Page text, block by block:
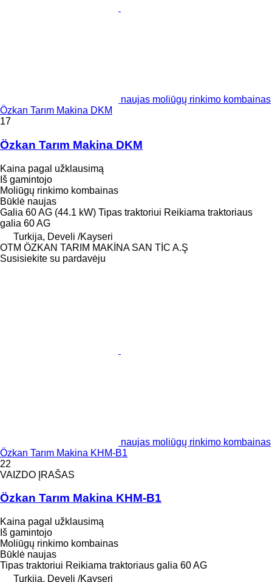
naujas moliūgų rinkimo kombainas
Özkan Tarım Makina DKM
17
Özkan Tarım Makina DKM
Kaina pagal užklausimą
Iš gamintojo
Moliūgų rinkimo kombainas
Būklė naujas
Galia 60 AG (44.1 kW) Tipas traktoriui Reikiama traktoriaus
galia 60 AG
Turkija, Develi /Kayseri
OTM ÖZKAN TARIM MAKİNA SAN TİC A.Ş
Susisiekite su pardavėju
naujas moliūgų rinkimo kombainas
Özkan Tarım Makina KHM-B1
22
VAIZDO ĮRAŠAS
Özkan Tarım Makina KHM-B1
Kaina pagal užklausimą
Iš gamintojo
Moliūgų rinkimo kombainas
Būklė naujas
Tipas traktoriui Reikiama traktoriaus galia 60 AG
Turkija, Develi /Kayseri